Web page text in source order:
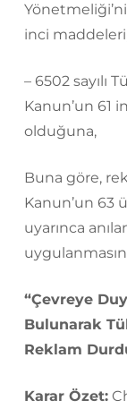
inci
– 6502 sayılı
Kanun’un 61
olduğuna,
Buna göre,
Kanun’un 63
uyarınca
“Çevreye
Bulunarak
Reklam
Karar Özet: